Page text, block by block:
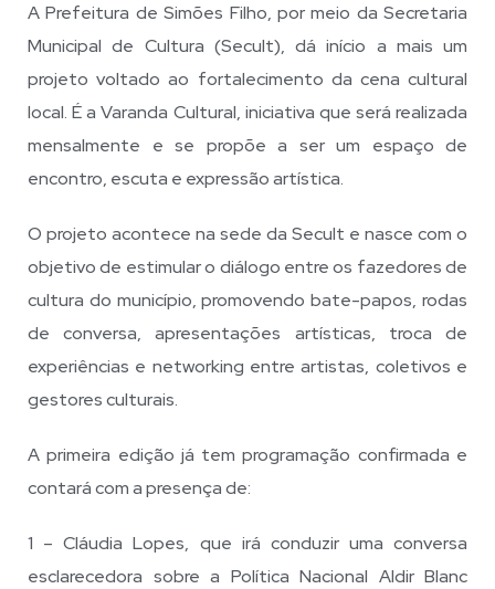
A Prefeitura de Simões Filho, por meio da Secretaria
Municipal de Cultura (Secult), dá início a mais um
projeto voltado ao fortalecimento da cena cultural
local. É a Varanda Cultural, iniciativa que será realizada
mensalmente e se propõe a ser um espaço de
encontro, escuta e expressão artística.
O projeto acontece na sede da Secult e nasce com o
objetivo de estimular o diálogo entre os fazedores de
cultura do município, promovendo bate-papos, rodas
de conversa, apresentações artísticas, troca de
experiências e networking entre artistas, coletivos e
gestores culturais.
A primeira edição já tem programação confirmada e
contará com a presença de:
1 – Cláudia Lopes, que irá conduzir uma conversa
esclarecedora sobre a Política Nacional Aldir Blanc